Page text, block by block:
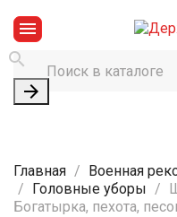



Главная Военная
Головные уборы
Богатырка, пехота,